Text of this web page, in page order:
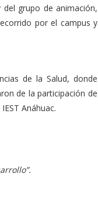
grupo de animación,
por el campus y
de la Salud, donde
de la participación de
Anáhuac.